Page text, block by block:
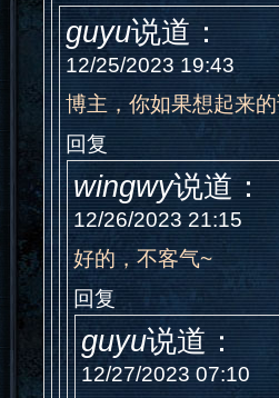
guyu说道：
12/25/2023 19:43
博主，你如果想起来
回复
wingwy说道：
12/26/2023 21:15
好的，不客气~
回复
guyu说道：
12/27/2023 07:10